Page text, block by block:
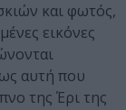
και φωτός,
εικόνες
αυτή που
της Έρι της